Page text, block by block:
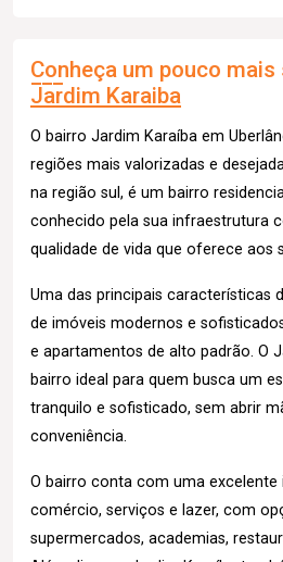
Conheça um pouco mais
Jardim Karaiba
O bairro Jardim Karaíba em
regiões mais valorizadas e
na região sul, é um bairro
conhecido pela sua infraestrutura
qualidade de vida que oferece aos
Uma das principais características
de imóveis modernos e
e apartamentos de alto padrão. O
bairro ideal para quem busca um
tranquilo e sofisticado, sem abrir
conveniência.
O bairro conta com uma excelente
comércio, serviços e lazer, com
supermercados, academias,